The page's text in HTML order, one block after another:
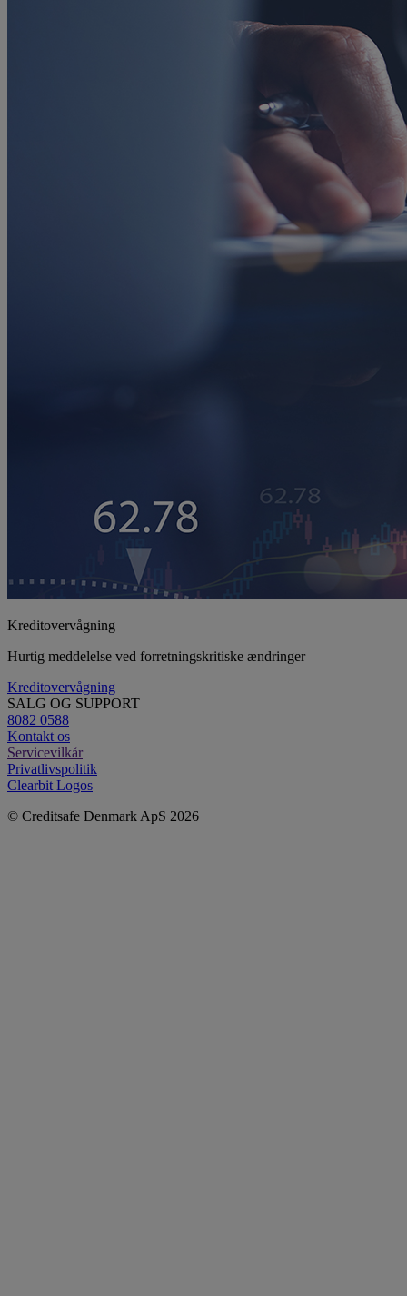
Kreditovervågning
Hurtig meddelelse ved forretningskritiske ændringer
Kreditovervågning
SALG OG SUPPORT
8082 0588
Kontakt os
Servicevilkår
Privatlivspolitik
Clearbit Logos
© Creditsafe Denmark ApS 2026